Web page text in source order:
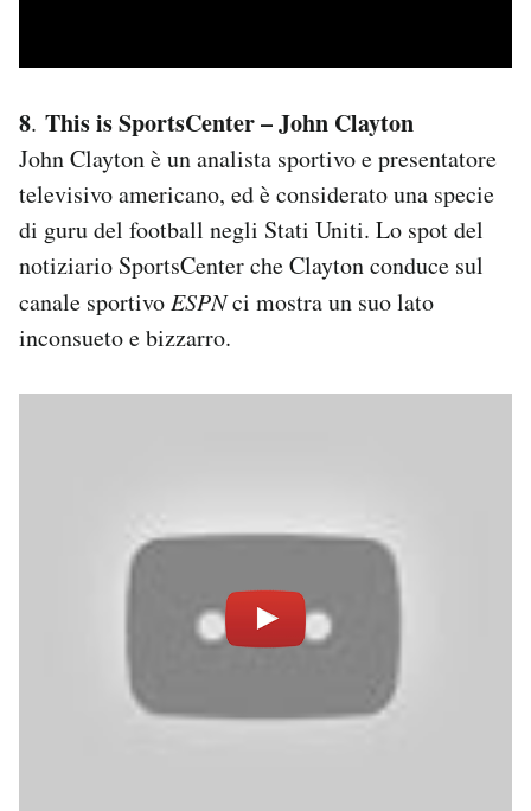
8. This is SportsCenter – John Clayton
John Clayton è un analista sportivo e presentatore
televisivo americano, ed è considerato una specie
di guru del football negli Stati Uniti. Lo spot del
notiziario SportsCenter che Clayton conduce sul
canale sportivo ESPNci mostra un suo lato
inconsueto e bizzarro.